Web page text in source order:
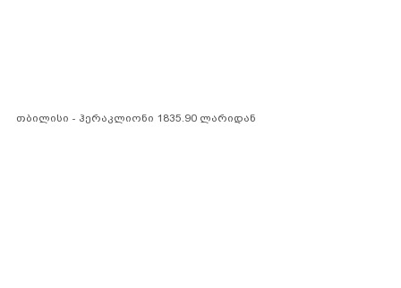
თბილისი - ჰერაკლიონი 1835.90 ლარიდან